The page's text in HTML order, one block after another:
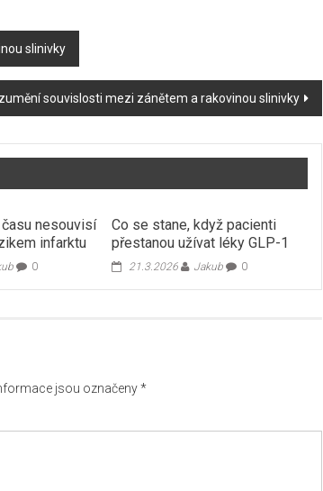
slinivky
souvislosti mezi zánětem a rakovinou slinivky
nesouvisí
infarktu
0
Co se stane, když pacienti
přestanou užívat léky GLP-1
21.3.2026 Jakub 0
jsou označeny*